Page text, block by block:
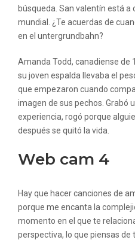
búsqueda. San valentín está a
mundial. ¿Te acuerdas de
en el untergrundbahn?
Amanda Todd, canadiense de
su joven espalda llevaba el
que empezaron cuando
imagen de sus pechos. Grabó
experiencia, rogó porque
después se quitó la vida.
Web cam 4
Hay que hacer canciones de
porque me encanta la
momento en el que te
perspectiva, lo que piensas de